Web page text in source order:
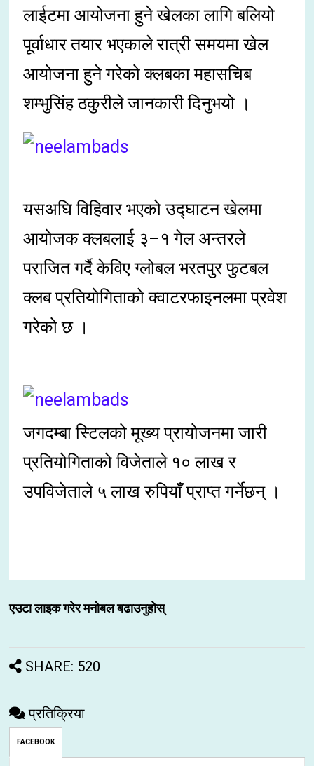
लाईटमा आयोजना हुने खेलका लागि बलियो
पूर्वाधार तयार भएकाले रात्री समयमा खेल
आयोजना हुने गरेको क्लबका महासचिब
शम्भुसिंह ठकुरीले जानकारी दिनुभयो ।
यसअघि विहिवार भएको उद्घाटन खेलमा
आयोजक क्लबलाई ३–१ गेल अन्तरले
पराजित गर्दै केविए ग्लोबल भरतपुर फुटबल
क्लब प्रतियोगिताको क्वाटरफाइनलमा प्रवेश
गरेको छ ।
जगदम्बा स्टिलको मूख्य प्रायोजनमा जारी
प्रतियोगिताको विजेताले १० लाख र
उपविजेताले ५ लाख रुपियाँँ प्राप्त गर्नेछन् ।
एउटा लाइक गरेर मनोबल बढाउनुहोस्
SHARE: 520
प्रतिक्रिया
FACEBOOK